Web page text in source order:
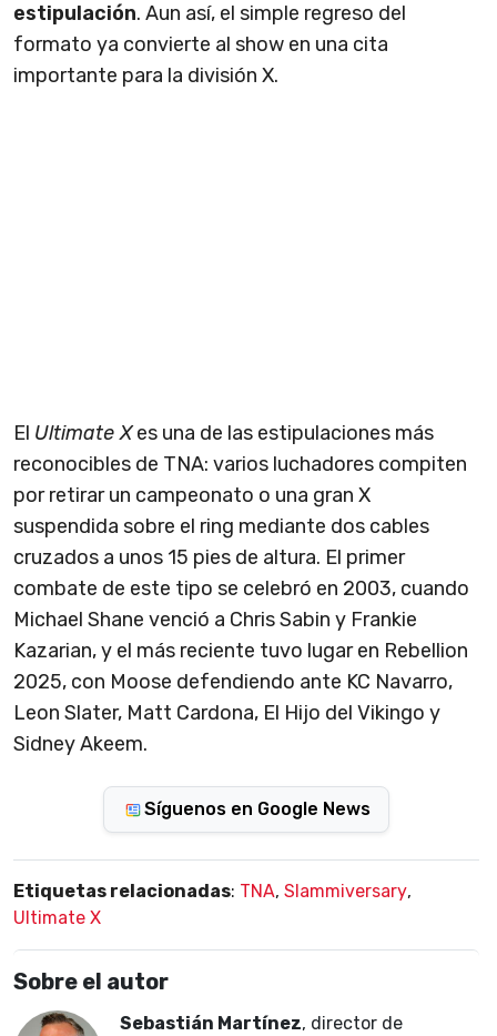
estipulación. Aun así, el simple regreso del
formato ya convierte al show en una cita
importante para la división X.
El Ultimate Xes una de las estipulaciones más
reconocibles de TNA: varios luchadores compiten
por retirar un campeonato o una gran X
suspendida sobre el ring mediante dos cables
cruzados a unos 15 pies de altura. El primer
combate de este tipo se celebró en 2003, cuando
Michael Shane venció a Chris Sabin y Frankie
Kazarian, y el más reciente tuvo lugar en Rebellion
2025, con Moose defendiendo ante KC Navarro,
Leon Slater, Matt Cardona, El Hijo del Vikingo y
Sidney Akeem.
Síguenos en Google News
Etiquetas relacionadas: TNA, Slammiversary,
Ultimate X
Sobre el autor
Sebastián Martínez, director de